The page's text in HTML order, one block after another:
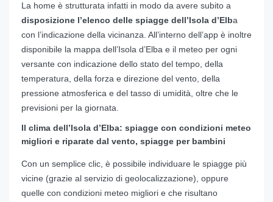
La home è strutturata infatti in modo da avere subito a
disposizione l’elenco delle spiagge dell’Isola d’Elba
con l’indicazione della vicinanza. All’interno dell’app è inoltre
disponibile la mappa dell’Isola d’Elba e il meteo per ogni
versante con indicazione dello stato del tempo, della
temperatura, della forza e direzione del vento, della
pressione atmosferica e del tasso di umidità, oltre che le
previsioni per la giornata.
Il clima dell’Isola d’Elba: spiagge con condizioni meteo
migliori e riparate dal vento, spiagge per bambini
Con un semplice clic, è possibile individuare le spiagge più
vicine (grazie al servizio di geolocalizzazione), oppure
quelle con condizioni meteo migliori e che risultano